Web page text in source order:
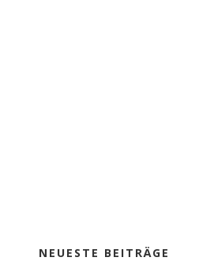
NEUESTE BEITRÄGE